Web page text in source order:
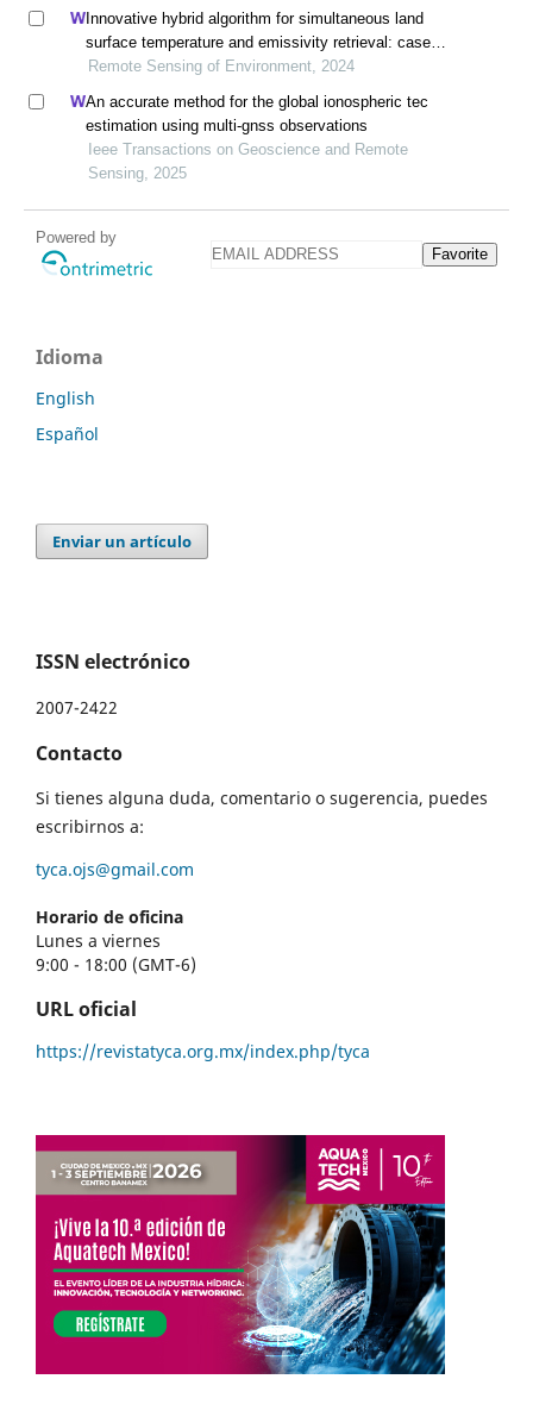
Innovative hybrid algorithm for simultaneous land
surface temperature and emissivity retrieval: case
study with sdgsat-1 data
Remote Sensing of Environment, 2024
An accurate method for the global ionospheric tec
estimation using multi-gnss observations
Ieee Transactions on Geoscience and Remote
Sensing, 2025
Powered by
Favorite
Idioma
English
Español
Enviar un artículo
ISSN electrónico
2007-2422
Contacto
Si tienes alguna duda, comentario o sugerencia, puedes
escribirnos a:
tyca.ojs@gmail.com
Horario de oficina
Lunes a viernes
9:00 - 18:00 (GMT-6)
URL oficial
https://revistatyca.org.mx/index.php/tyca